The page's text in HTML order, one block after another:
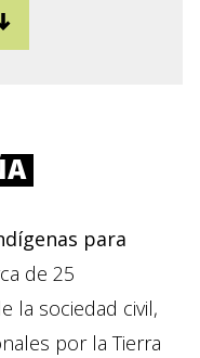
para
de 25
la sociedad civil,
por la Tierra